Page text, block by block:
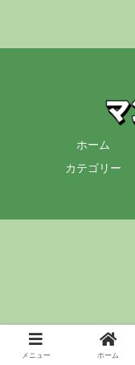
ホーム
カテゴリー
メニュー ホーム